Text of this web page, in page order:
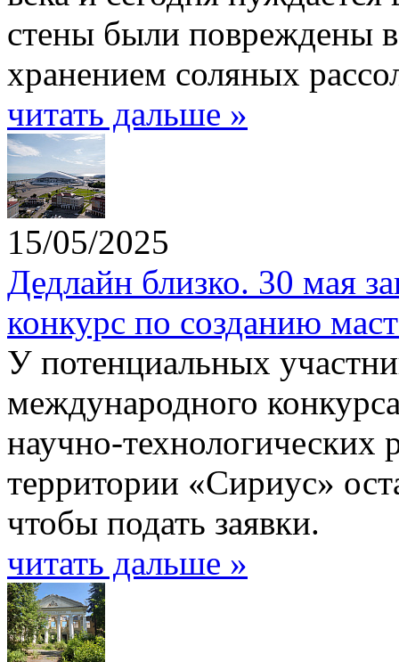
стены были повреждены
хранением соляных
читать дальше »
15/05/2025
Дедлайн близко. 30 мая
конкурс по созданию
У потенциальных
международного
научно-технологических
территории «Сириус»
чтобы подать заявки.
читать дальше »